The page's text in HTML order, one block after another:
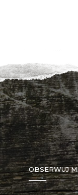
OBSERWUJ